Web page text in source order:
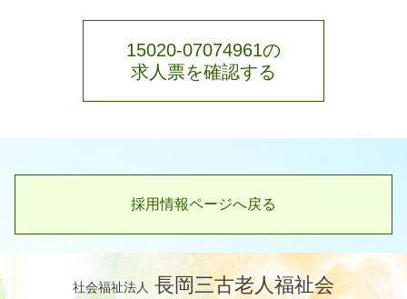
15020-07074961の
求人票を確認する
採用情報ページへ戻る
社会福祉法人 長岡三古老人福祉会